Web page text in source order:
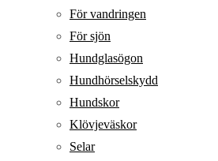
För vandringen
För sjön
Hundglasögon
Hundhörselskydd
Hundskor
Klövjeväskor
Selar